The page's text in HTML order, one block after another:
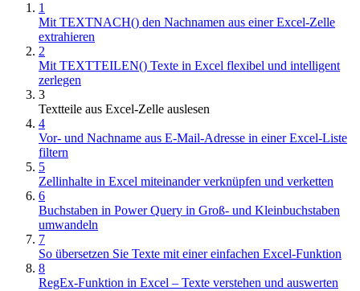
1
Mit TEXTNACH() den Nachnamen aus einer Excel-Zelle
extrahieren
2
Mit TEXTTEILEN() Texte in Excel flexibel und intelligent
zerlegen
3
Textteile aus Excel-Zelle auslesen
4
Vor- und Nachname aus E-Mail-Adresse in einer Excel-Liste
filtern
5
Zellinhalte in Excel miteinander verknüpfen und verketten
6
Buchstaben in Power Query in Groß- und Kleinbuchstaben
umwandeln
7
So übersetzen Sie Texte mit einer einfachen Excel-Funktion
8
RegEx-Funktion in Excel – Texte verstehen und auswerten